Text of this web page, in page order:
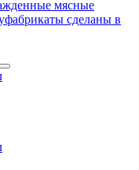
мясные
сделаны в